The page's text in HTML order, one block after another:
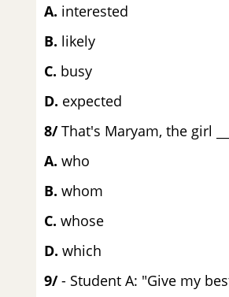
A. interested
B. likely
C. busy
D. expected
8/That's Maryam, the girl
A. who
B. whom
C. whose
D. which
9/- Student A: "Give my